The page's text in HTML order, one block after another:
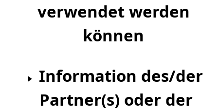
verwendet werden
können
Partner(s) oder der